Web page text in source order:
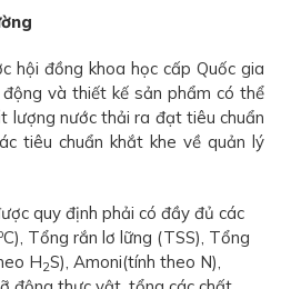
hội đồng khoa học cấp Quốc gia
và thiết kế sản phẩm có thể
lượng nước thải ra đạt tiêu chuẩn
tiêu chuẩn khắt khe về quản lý
quy định phải có đầy đủ các
C), Tổng rắn lơ lững (TSS), Tổng
H2S), Amoni(tính theo N),